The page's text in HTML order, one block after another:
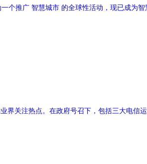
推广 智慧城市 的全球性活动，现已成为
关注热点。在政府号召下，包括三大电信